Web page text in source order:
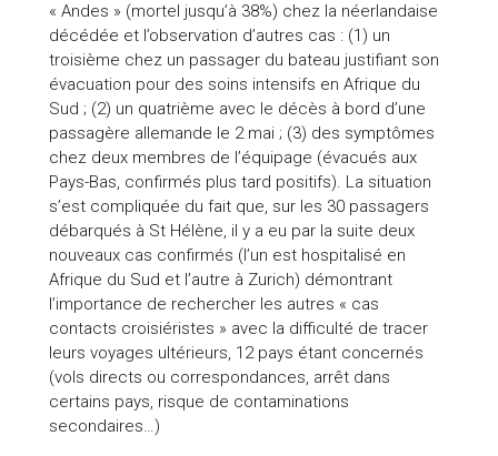
« Andes » (mortel jusqu’à 38%) chez la néerlandaise
décédée et l’observation d’autres cas : (1) un
troisième chez un passager du bateau justifiant son
évacuation pour des soins intensifs en Afrique du
Sud ; (2) un quatrième avec le décès à bord d’une
passagère allemande le 2 mai ; (3) des symptômes
chez deux membres de l’équipage (évacués aux
Pays-Bas, confirmés plus tard positifs). La situation
s’est compliquée du fait que, sur les 30 passagers
débarqués à St Hélène, il y a eu par la suite deux
nouveaux cas confirmés (l’un est hospitalisé en
Afrique du Sud et l’autre à Zurich) démontrant
l’importance de rechercher les autres « cas
contacts croisiéristes » avec la difficulté de tracer
leurs voyages ultérieurs, 12 pays étant concernés
(vols directs ou correspondances, arrêt dans
certains pays, risque de contaminations
secondaires…)